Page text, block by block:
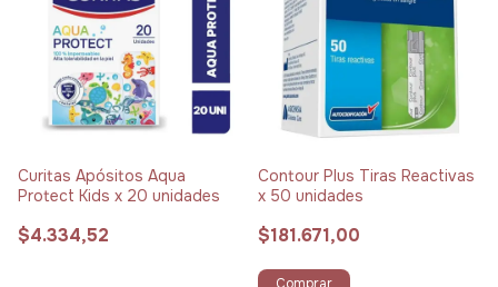
Curitas Apósitos Aqua
Protect Kids x 20 unidades
$4.334,52
Contour Plus Tiras Reactivas
x 50 unidades
$181.671,00